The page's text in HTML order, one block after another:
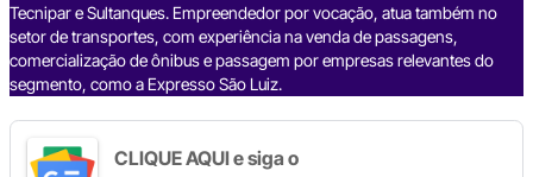
Tecnipar e Sultanques. Empreendedor por vocação, atua também no
setor de transportes, com experiência na venda de passagens,
comercialização de ônibus e passagem por empresas relevantes do
segmento, como a Expresso São Luiz.
CLIQUE AQUI e siga o